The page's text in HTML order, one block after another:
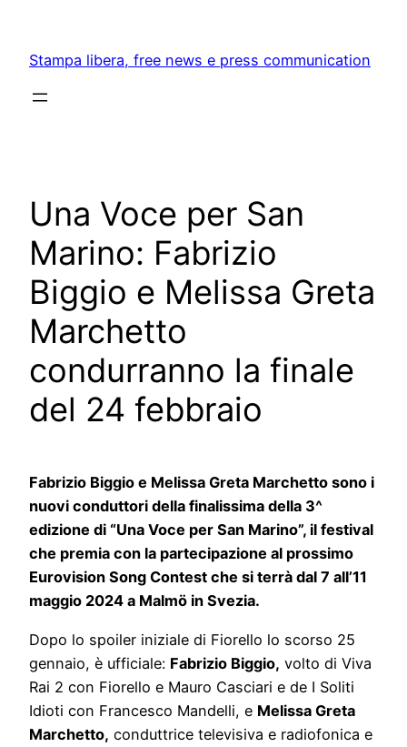
content
Stampa libera, free news e press communication
Una Voce per San
Marino: Fabrizio
Biggio e Melissa Greta
Marchetto
condurranno la finale
del 24 febbraio
Fabrizio Biggio e Melissa Greta Marchetto sono i
nuovi conduttori della finalissima della 3^
edizione di “Una Voce per San Marino”, il festival
che premia con la partecipazione al prossimo
Eurovision Song Contest che si terrà dal 7 all’11
maggio 2024 a Malmö in Svezia.
Dopo lo spoiler iniziale di Fiorello lo scorso 25
gennaio, è ufficiale: Fabrizio Biggio, volto di Viva
Rai 2 con Fiorello e Mauro Casciari e de I Soliti
Idioti con Francesco Mandelli, e Melissa Greta
Marchetto, conduttrice televisiva e radiofonica e